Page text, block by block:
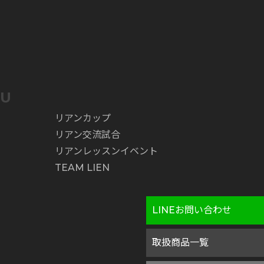
LINEお問い合わせ
取扱商品一覧
リアンカップ
リアン交流試合
リアンレッスンイベント
TEAM LIEN